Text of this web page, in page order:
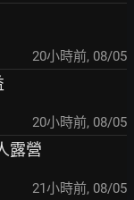
20小時前, 08/05
20小時前, 08/05
露營
21小時前, 08/05